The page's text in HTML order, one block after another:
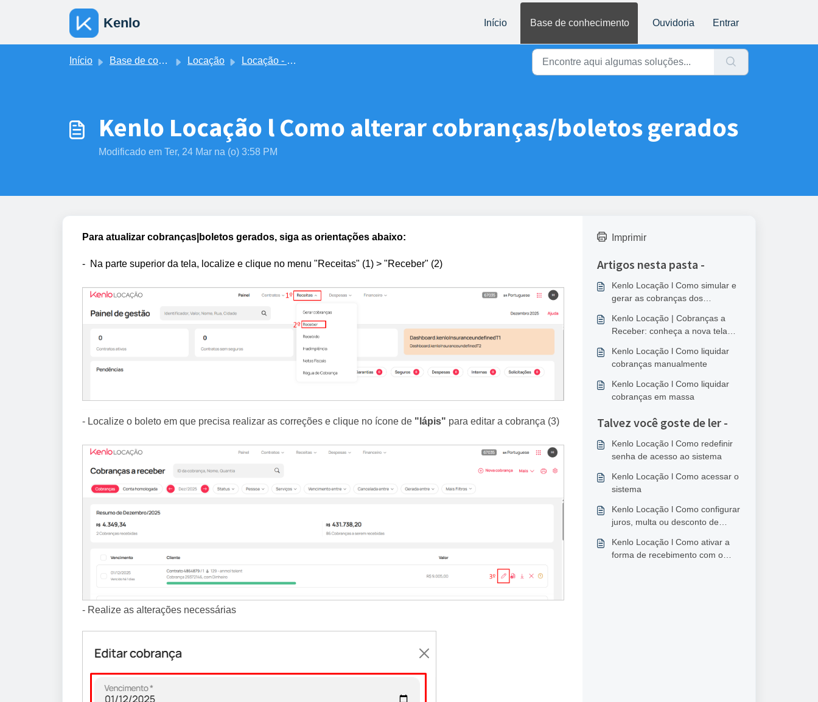
Kenlo Início Base de conhecimento Ouvidoria Entrar
Início Base de conhecimento Locação Locação - Receitas (Boletos/Cobranças)
Kenlo Locação l Como alterar cobranças/boletos gerados
Modificado em Ter, 24 Mar na (o) 3:58 PM
Para atualizar cobranças|boletos gerados, siga as orientações abaixo:
- Na parte superior da tela, localize e clique no menu "Receitas" (1) > "Receber" (2)
- Localize o boleto em que precisa realizar as correções e clique no ícone de "lápis" para editar a cobrança (3)
- Realize as alterações necessárias
Imprimir
Artigos nesta pasta -
Kenlo Locação l Como simular e
gerar as cobranças dos
Kenlo Locação | Cobranças a
Receber: conheça a nova tela
Kenlo Locação l Como liquidar
cobranças manualmente
Kenlo Locação l Como liquidar
cobranças em massa
Talvez você goste de ler -
Kenlo Locação l Como redefinir
senha de acesso ao sistema
Kenlo Locação l Como acessar o
sistema
Kenlo Locação l Como configurar
juros, multa ou desconto de
contrato
Kenlo Locação l Como ativar a
forma de recebimento com o